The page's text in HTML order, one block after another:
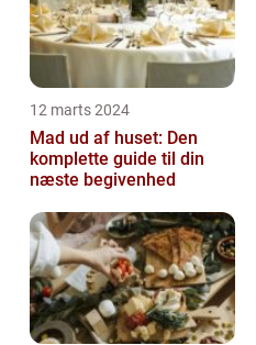
12 marts 2024
Mad ud af huset: Den
komplette guide til din
næste begivenhed